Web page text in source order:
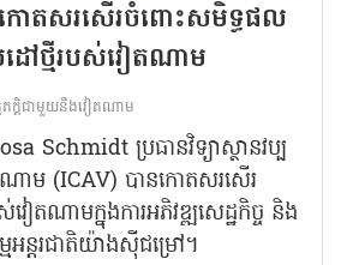
តិកោតសរសើរចំពោះសមិទ្ធផល
ៅថ្មីរបស់វៀតណាម
ភក្តិជាមួយនឹងវៀតណាម
Schmidt ប្រធានវិទ្យាស្ថានវប្ប
ាម (ICAV) បានកោតសរសើរ
តណាមក្នុងការអភិវឌ្ឍសេដ្ឋកិច្ច និង
អន្តរជាតិយ៉ាងស៊ីជម្រៅ។